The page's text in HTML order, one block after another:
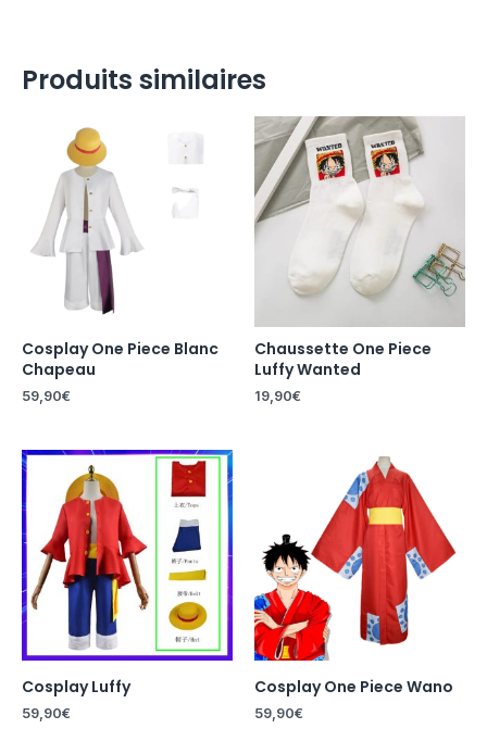
Produits similaires
Cosplay One Piece Blanc
Chapeau
59,90€
Chaussette One Piece
Luffy Wanted
19,90€
Cosplay Luffy
59,90€
Cosplay One Piece Wano
59,90€